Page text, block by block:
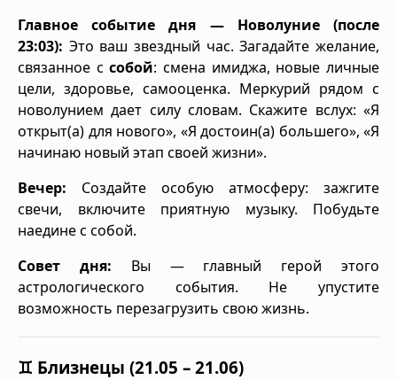
Главное событие дня — Новолуние (после
23:03): Это ваш звездный час. Загадайте желание,
связанное ссобой: смена имиджа, новые личные
цели, здоровье, самооценка. Меркурий рядом с
новолунием дает силу словам. Скажите вслух: «Я
открыт(а) для нового», «Я достоин(а) большего», «Я
начинаю новый этап своей жизни».
Вечер: Создайте особую атмосферу: зажгите
свечи, включите приятную музыку. Побудьте
наедине с собой.
Совет дня: Вы — главный герой этого
астрологического события. Не упустите
возможность перезагрузить свою жизнь.
♊ Близнецы (21.05 – 21.06)